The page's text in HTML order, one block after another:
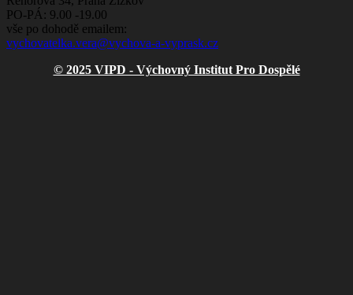
PO-PÁ: 9.00 -19.00
vše po dohodě emailem:
vychovatelka.vera@vychova-a-vyprask.cz
© 2025 VIPD - Výchovný Institut Pro Dospělé